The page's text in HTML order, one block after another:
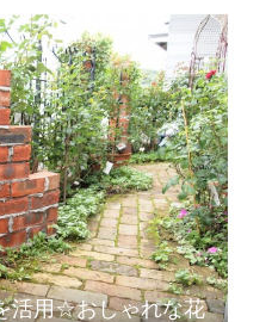
活用☆おしゃれな花